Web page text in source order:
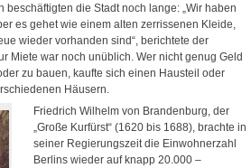
die Stadt noch lange: „Wir haben
es gehet wie einem alten zerrissenen Kleide,
wieder vorhanden sind“, berichtete der
Miete war noch unüblich. Wer nicht genug Geld
zu bauen, kaufte sich einen Hausteil oder
Häusern.
Friedrich Wilhelm von Brandenburg, der
„Große Kurfürst“ (1620 bis 1688), brachte in
seiner Regierungszeit die Einwohnerzahl
Berlins wieder auf knapp 20.000 –